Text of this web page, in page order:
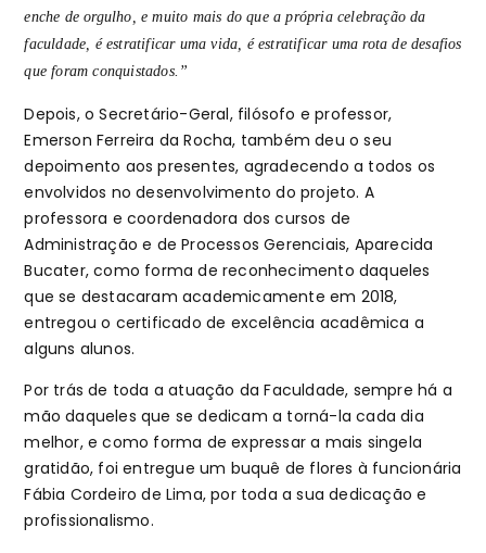
enche de orgulho, e muito mais do que a própria celebração da
faculdade, é estratificar uma vida, é estratificar uma rota de desafios
que foram conquistados.”
Depois, o Secretário-Geral, filósofo e professor,
Emerson Ferreira da Rocha, também deu o seu
depoimento aos presentes, agradecendo a todos os
envolvidos no desenvolvimento do projeto. A
professora e coordenadora dos cursos de
Administração e de Processos Gerenciais, Aparecida
Bucater, como forma de reconhecimento daqueles
que se destacaram academicamente em 2018,
entregou o certificado de excelência acadêmica a
alguns alunos.
Por trás de toda a atuação da Faculdade, sempre há a
mão daqueles que se dedicam a torná-la cada dia
melhor, e como forma de expressar a mais singela
gratidão, foi entregue um buquê de flores à funcionária
Fábia Cordeiro de Lima, por toda a sua dedicação e
profissionalismo.